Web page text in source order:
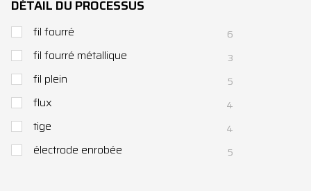
DÉTAIL DU PROCESSUS
fil fourré 6
fil fourré métallique 3
fil plein 5
flux 4
tige 4
électrode enrobée 5